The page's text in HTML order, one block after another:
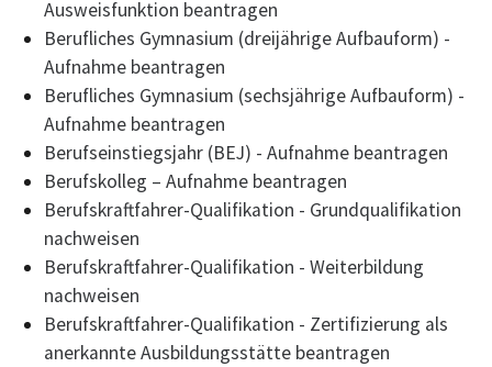
Ausweisfunktion beantragen
Berufliches Gymnasium (dreijährige Aufbauform) -
Aufnahme beantragen
Berufliches Gymnasium (sechsjährige Aufbauform) -
Aufnahme beantragen
Berufseinstiegsjahr (BEJ) - Aufnahme beantragen
Berufskolleg – Aufnahme beantragen
Berufskraftfahrer-Qualifikation - Grundqualifikation
nachweisen
Berufskraftfahrer-Qualifikation - Weiterbildung
nachweisen
Berufskraftfahrer-Qualifikation - Zertifizierung als
anerkannte Ausbildungsstätte beantragen